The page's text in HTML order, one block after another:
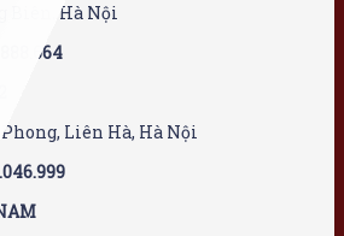
Biên, Hà Nội
Liên Hà, Hà Nội